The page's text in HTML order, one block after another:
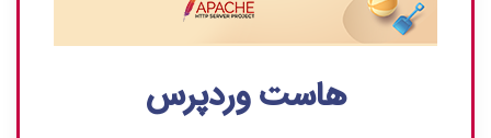
هاست وردپرس